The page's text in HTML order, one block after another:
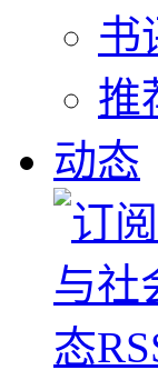
书
推
动态